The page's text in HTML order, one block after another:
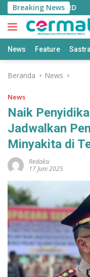
Langsung
ke
konten
Breaking News
DPRD
News Feature Sastra
Beranda News
News
Naik
Jadwalkan
Minyakita di
Redaksi
17 Juni 2025